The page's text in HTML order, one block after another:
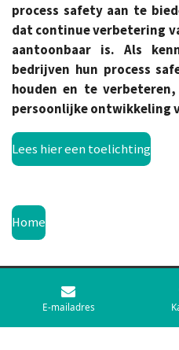
process safety aan te
dat continue verbetering
aantoonbaar is. Als
bedrijven hun process
houden en te
persoonlijke ontwikkeling
Lees hier een toelichting
Home
© 2024 The Process Safety
E-mailadres